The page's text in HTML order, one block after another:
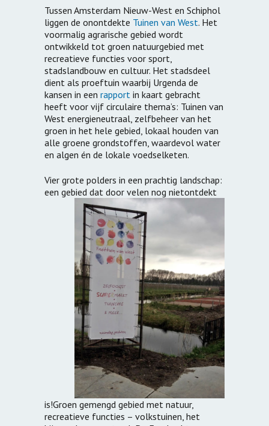
Tussen Amsterdam Nieuw-West en Schiphol
liggen de onontdekte Tuinen van West. Het
voormalig agrarische gebied wordt
ontwikkeld tot groen natuurgebied met
recreatieve functies voor sport,
stadslandbouw en cultuur. Het stadsdeel
dient als proeftuin waarbij Urgenda de
kansen in een rapport in kaart gebracht
heeft voor vijf circulaire thema’s: Tuinen van
West energieneutraal, zelfbeheer van het
groen in het hele gebied, lokaal houden van
alle groene grondstoffen, waardevol water
en algen én de lokale voedselketen.
Vier grote polders in een prachtig landschap:
een gebied dat door velen nog nietontdekt
is!Groen gemengd gebied met natuur,
recreatieve functies – volkstuinen, het